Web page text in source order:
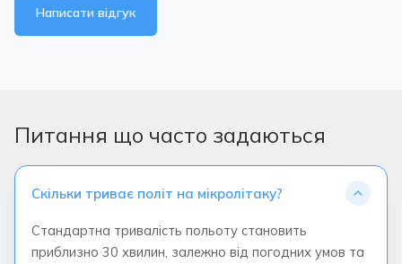
Написати відгук
Питання що часто задаються
Скільки триває політ на мікролітаку?
Стандартна тривалість польоту становить
приблизно 30 хвилин, залежно від погодних умов та